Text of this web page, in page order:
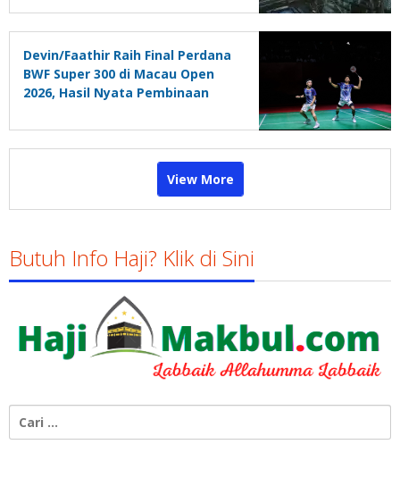
Devin/Faathir Raih Final Perdana
BWF Super 300 di Macau Open
2026, Hasil Nyata Pembinaan
View More
Butuh Info Haji? Klik di Sini
untuk: